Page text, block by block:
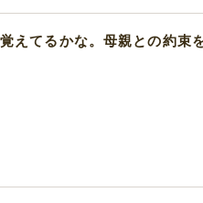
えてるかな。母親との約束